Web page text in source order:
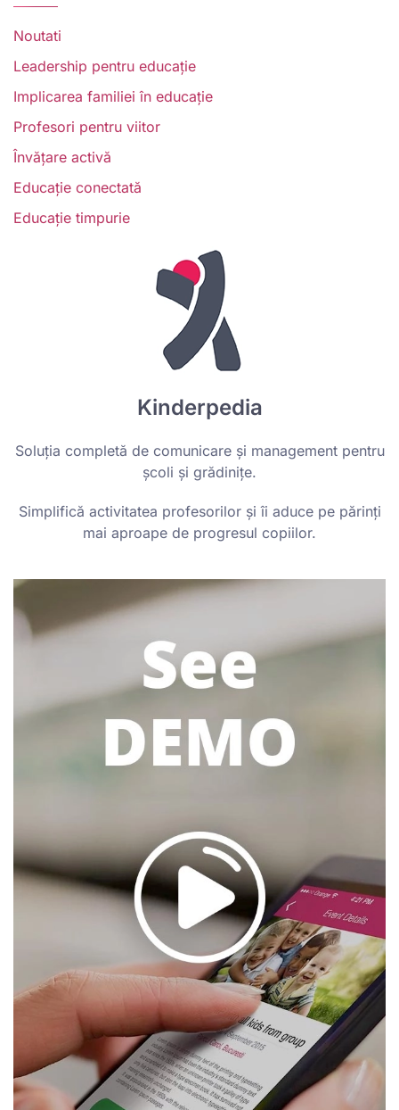
Noutati
Leadership pentru educație
Implicarea familiei în educație
Profesori pentru viitor
Învățare activă
Educație conectată
Educație timpurie
Kinderpedia
Soluția completă de comunicare și management pentru
școli și grădinițe.
Simplifică activitatea profesorilor și îi aduce pe părinți
mai aproape de progresul copiilor.